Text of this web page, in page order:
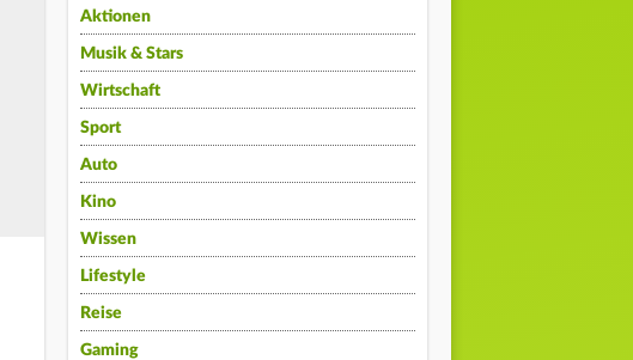
Aktionen
Musik & Stars
Wirtschaft
Sport
Auto
Kino
Wissen
Lifestyle
Reise
Gaming